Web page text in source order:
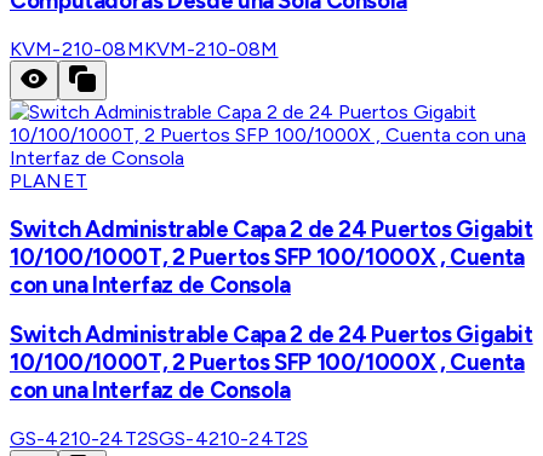
KVM-210-08MKVM-210-08M
PLANET
Switch Administrable Capa 2 de 24 Puertos Gigabit
10/100/1000T, 2 Puertos SFP 100/1000X , Cuenta
con una Interfaz de Consola
Switch Administrable Capa 2 de 24 Puertos Gigabit
10/100/1000T, 2 Puertos SFP 100/1000X , Cuenta
con una Interfaz de Consola
GS-4210-24T2SGS-4210-24T2S